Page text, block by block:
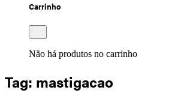
Carrinho
Não há produtos no carrinho
Tag: mastigacao